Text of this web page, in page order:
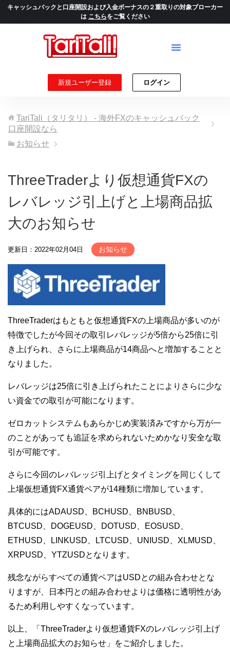
キャッシュバックと口座開設および入金ボーナスの２重取りの対象ブローカー
は こちらをご覧ください
新規ユーザー登録 ログイン
TariTali（タリタリ） - 海外FXのキャッシュバック
口座開設なら
お知らせ
ThreeTraderより仮想通貨FXの
レバレッジ引上げと上場商品拡
大のお知らせ
更新日：2022年02月04日 お知らせ
ThreeTraderはもともと仮想通貨FXの上場商品が多いのが
特徴でしたが今回その取引レバレッジが5倍から25倍に引
き上げられ、さらに上場商品が14商品へと増加することと
なりました。
レバレッジは25倍に引き上げられたことによりさらに少な
い資金での取引が可能になります。
ゼロカットシステムもあらかじめ実装済みですから万が一
のことがあっても追証を求められないためかなり安全な取
引が可能です。
さらに今回のレバレッジ引上げとタイミングを同じくして
上場仮想通貨FX通貨ペアが14種類に増加しています。
具体的にはADAUSD、BCHUSD、BNBUSD、
BTCUSD、DOGEUSD、DOTUSD、EOSUSD、
ETHUSD、LINKUSD、LTCUSD、UNIUSD、XLMUSD、
XRPUSD、YTZUSDとなります。
残念ながらすべての通貨ペアはUSDとの組み合わせとな
りますが、日本円との組み合わせよりは価格に透明性があ
るため利用しやすくなっています。
以上、「ThreeTraderより仮想通貨FXのレバレッジ引上げ
と上場商品拡大のお知らせ」をご紹介しました。